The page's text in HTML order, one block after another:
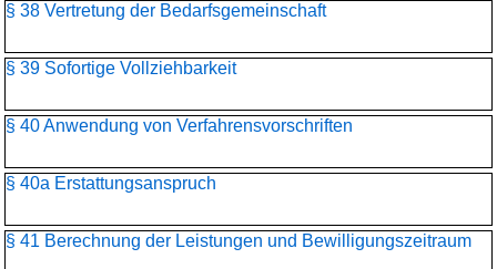
§ 38 Vertretung der Bedarfsgemeinschaft
§ 39 Sofortige Vollziehbarkeit
§ 40 Anwendung von Verfahrensvorschriften
§ 40a Erstattungsanspruch
§ 41 Berechnung der Leistungen und Bewilligungszeitraum